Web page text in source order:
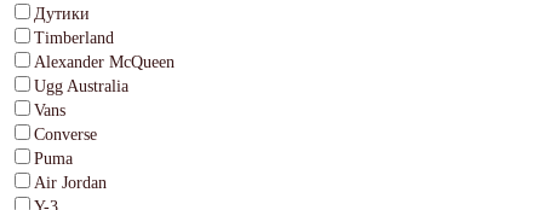
Дутики
Timberland
Alexander McQueen
Ugg Australia
Vans
Converse
Puma
Air Jordan
Y-3